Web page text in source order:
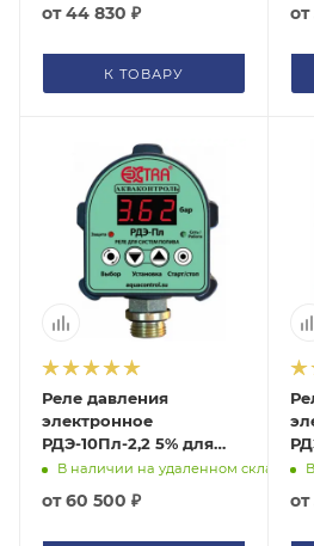
от44 830 ₽
К ТОВАРУ
от
Реле давления
электронное
РДЭ-10Пл-2,2 5% для
систем полива с
Акваконтроль
В наличии на удаленном складе
от60 500 ₽ от